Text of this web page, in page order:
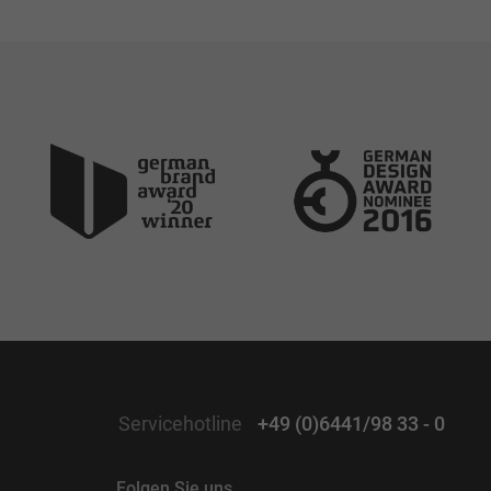
Servicehotline +49 (0)6441/98 33 - 0